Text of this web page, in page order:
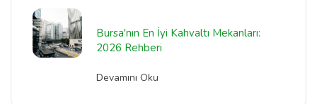
Bursa'nın En İyi Kahvaltı Mekanları:
2026 Rehberi
Devamını Oku